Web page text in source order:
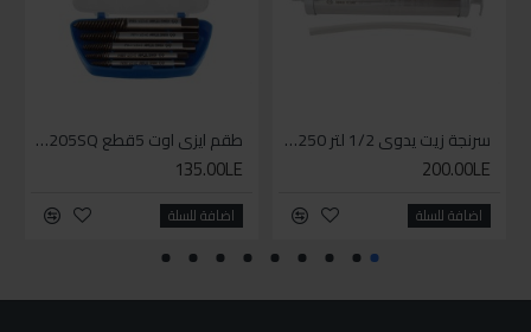
سرنجة زيت يدوى 1/2 لتر 9BT250
200.00LE
اضافة للسلة
طقم ايزي اوت 5قطع 11205SQ
135.00LE
اضافة للسلة